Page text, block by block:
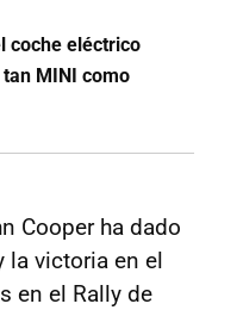
coche eléctrico
MINI como
Cooper ha dado
la victoria en el
en el Rally de